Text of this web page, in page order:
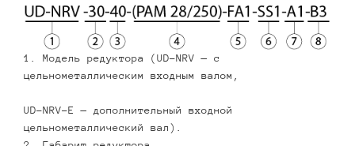
1. Модель редуктора (UD-NRV — с
цельнометаллическим входным валом,
UD-NRV-E — дополнительный входной
цельнометаллический вал).